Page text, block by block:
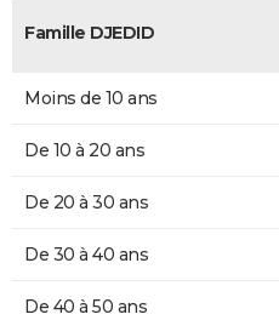
Famille DJEDID
Moins de 10 ans
De 10 à 20 ans
De 20 à 30 ans
De 30 à 40 ans
De 40 à 50 ans